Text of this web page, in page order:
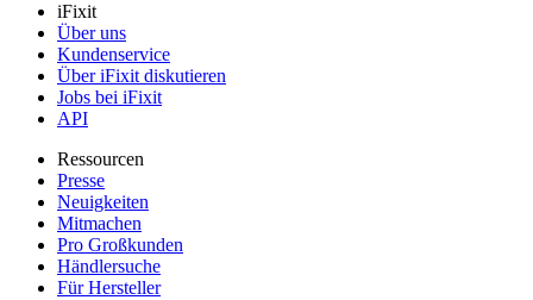
iFixit
Über uns
Kundenservice
Über iFixit diskutieren
Jobs bei iFixit
API
Ressourcen
Presse
Neuigkeiten
Mitmachen
Pro Großkunden
Händlersuche
Für Hersteller